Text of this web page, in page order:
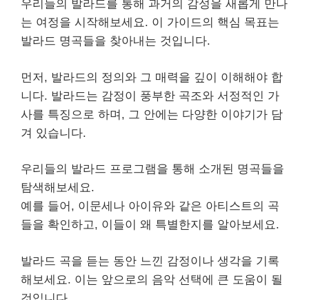
우리들의 발라드를 통해 과거의 감성을 새롭게 만나
는 여정을 시작해보세요. 이 가이드의 핵심 목표는
발라드 명곡들을 찾아내는 것입니다.
먼저, 발라드의 정의와 그 매력을 깊이 이해해야 합
니다. 발라드는 감정이 풍부한 곡조와 서정적인 가
사를 특징으로 하며, 그 안에는 다양한 이야기가 담
겨 있습니다.
우리들의 발라드 프로그램을 통해 소개된 명곡들을
탐색해보세요.
예를 들어, 이문세나 아이유와 같은 아티스트의 곡
들을 확인하고, 이들이 왜 특별한지를 알아보세요.
발라드 곡을 듣는 동안 느낀 감정이나 생각을 기록
해보세요. 이는 앞으로의 음악 선택에 큰 도움이 될